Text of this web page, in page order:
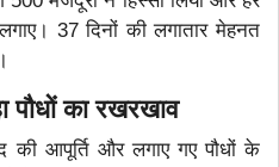
37 दिनों की लगातार मेहनत
पौधों का रखरखाव
की आपूर्ति और लगाए गए पौधों के